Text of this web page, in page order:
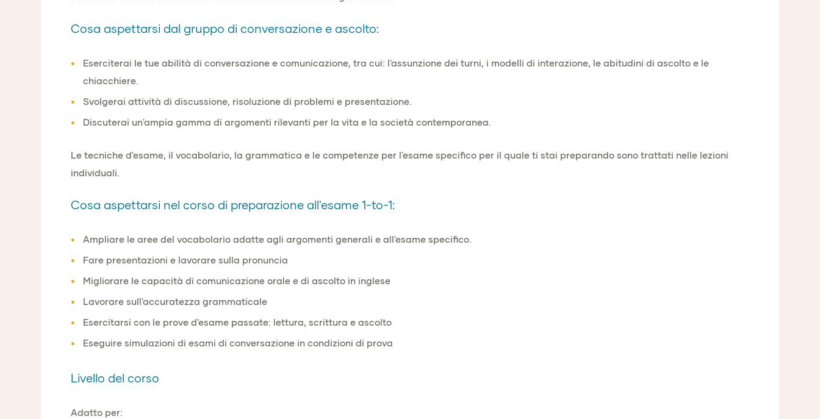
Cosa aspettarsi dal gruppo di conversazione e ascolto:
Eserciterai le tue abilità di conversazione e comunicazione, tra cui: l'assunzione dei turni, i modelli di interazione, le abitudini di ascolto e le
chiacchiere.
Svolgerai attività di discussione, risoluzione di problemi e presentazione.
Discuterai un'ampia gamma di argomenti rilevanti per la vita e la società contemporanea.
Le tecniche d'esame, il vocabolario, la grammatica e le competenze per l'esame specifico per il quale ti stai preparando sono trattati nelle lezioni
individuali.
Cosa aspettarsi nel corso di preparazione all'esame 1-to-1:
Ampliare le aree del vocabolario adatte agli argomenti generali e all'esame specifico.
Fare presentazioni e lavorare sulla pronuncia
Migliorare le capacità di comunicazione orale e di ascolto in inglese
Lavorare sull'accuratezza grammaticale
Esercitarsi con le prove d'esame passate: lettura, scrittura e ascolto
Eseguire simulazioni di esami di conversazione in condizioni di prova
Livello del corso
Adatto per: